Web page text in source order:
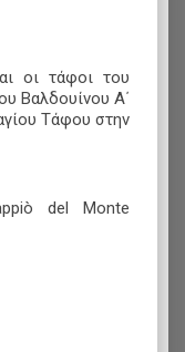
οι τάφοι του
Βαλδουίνου Α΄
Τάφου στην
del Monte